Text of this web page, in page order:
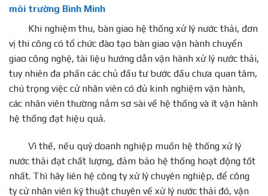
môi trường Bình Minh
Khi nghiệm thu, bàn giao hệ thống xử lý nước thải, đơn
vị thi công có tổ chức đào tạo bàn giao vận hành chuyển
giao công nghệ, tài liệu hướng dẫn vận hành xử lý nước thải,
tuy nhiên đa phần các chủ đầu tư bước đầu chưa quan tâm,
chú trọng việc cử nhân viên có đủ kinh nghiệm vận hành,
các nhân viên thường nắm sơ sài về hệ thống và ít vận hành
hệ thống đạt hiệu quả.
Vì thế, nếu quý doanh nghiệp muốn hệ thống xử lý
nước thải đạt chất lượng, đảm bảo hệ thống hoạt động tốt
nhất. Thì hãy liên hệ công ty xử lý chuyên nghiệp, để công
ty cử nhân viên kỹ thuật chuyên về xử lý nước thải đó, vận